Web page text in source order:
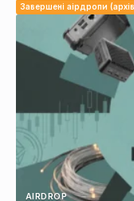
Завершені аірдропи
AIRDROP